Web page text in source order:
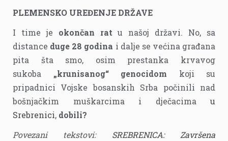
PLEMENSKO UREĐENJE DRŽAVE
I time je okončan rat u našoj državi. No, sa
distance duge 28 godina i dalje se većina građana
pita šta smo, osim prestanka krvavog
sukoba „krunisanog“ genocidom koji su
pripadnici Vojske bosanskih Srba počinili nad
bošnjačkim muškarcima i dječacima u
Srebrenici, dobili?
Povezani tekstovi: SREBRENICA: Završena